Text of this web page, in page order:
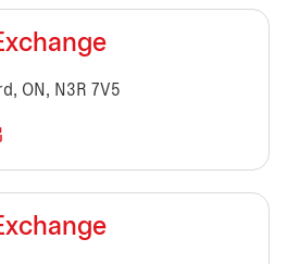
ON, N3R 7V5